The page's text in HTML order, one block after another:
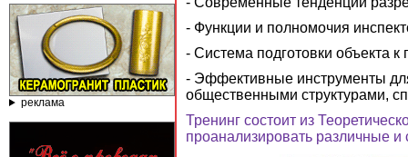
реклама
- Функции и полномочия
- Система подготовки объекта
- Эффективные инструменты
общественными структурами,
Тренинг состоит из
проанализировать различные